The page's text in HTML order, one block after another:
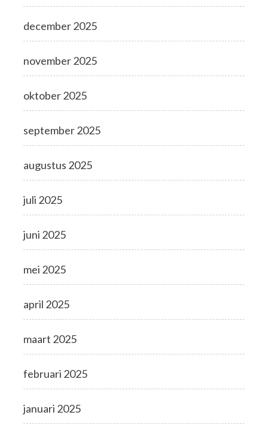
december 2025
november 2025
oktober 2025
september 2025
augustus 2025
juli 2025
juni 2025
mei 2025
april 2025
maart 2025
februari 2025
januari 2025